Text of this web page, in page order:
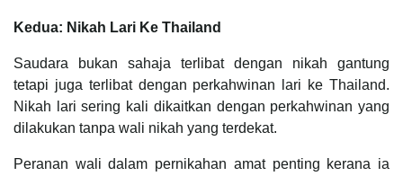
Kedua: Nikah Lari Ke Thailand
Saudara bukan sahaja terlibat dengan nikah gantung
tetapi juga terlibat dengan perkahwinan lari ke Thailand.
Nikah lari sering kali dikaitkan dengan perkahwinan yang
dilakukan tanpa wali nikah yang terdekat.
Peranan wali dalam pernikahan amat penting kerana ia